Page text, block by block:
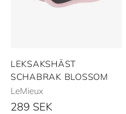
LEKSAKSHÄST
SCHABRAK BLOSSOM
LeMieux
289 SEK